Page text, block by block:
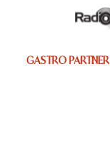
GASTRO